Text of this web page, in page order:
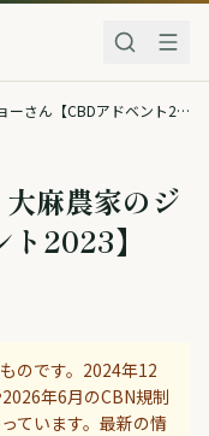
タイの大麻事情と今後｜大麻農家のジョーさん【CBDアドベント2023】
麻農家のジ
2023】
のです。2024年12
年6月のCBN規制
ています。最新の情